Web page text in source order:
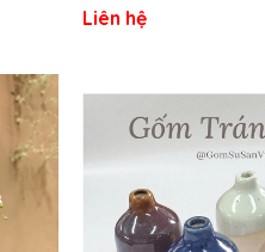
Liên hệ